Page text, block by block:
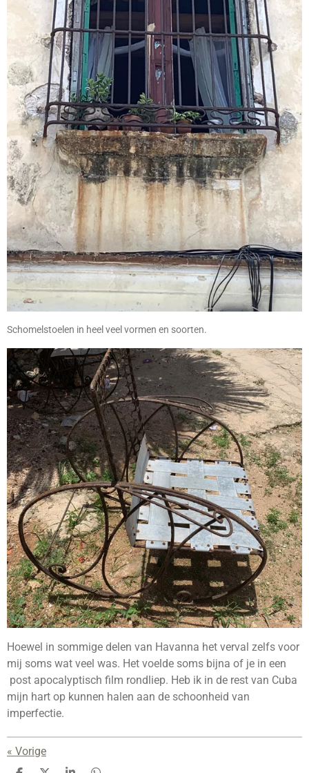
Schomelstoelen in heel veel vormen en soorten.
Hoewel in sommige delen van Havanna het verval zelfs voor
mij soms wat veel was. Het voelde soms bijna of je in een
post apocalyptisch film rondliep. Heb ik in de rest van Cuba
mijn hart op kunnen halen aan de schoonheid van
imperfectie.
« Vorige